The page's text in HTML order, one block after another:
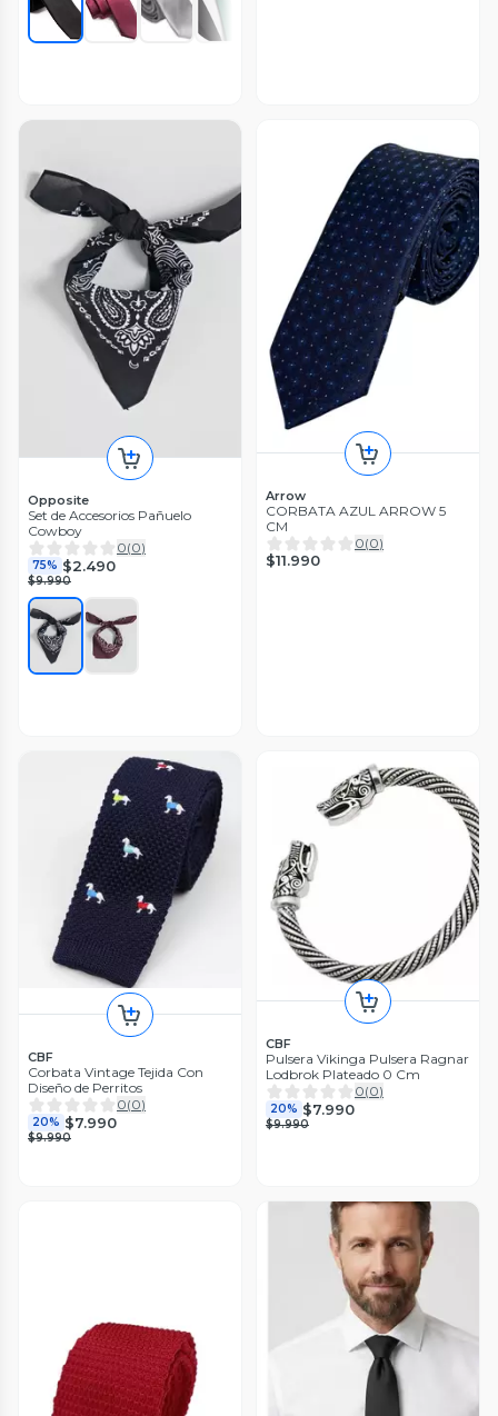
Opposite
Set de Accesorios Pañuelo
Cowboy
0(0)
75% $2.490
$9.990
Arrow
CORBATA AZUL ARROW 5
CM
0(0)
$11.990
CBF
Corbata Vintage Tejida Con
Diseño de Perritos
0(0)
20% $7.990
$9.990
CBF
Pulsera Vikinga Pulsera Ragnar
Lodbrok Plateado 0 Cm
0(0)
20% $7.990
$9.990